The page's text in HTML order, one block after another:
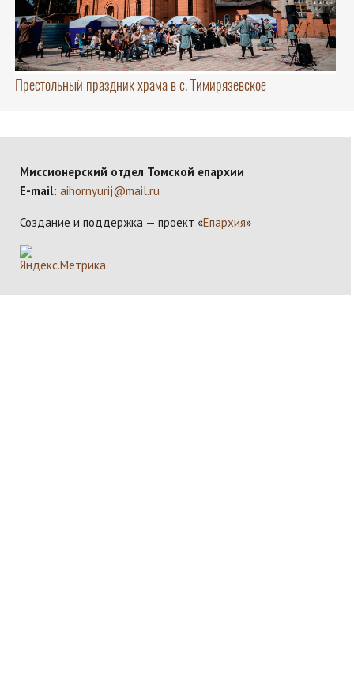
Престольный праздник храма в с. Тимирязевское
Миссионерский отдел Томской епархии
E-mail: aihornyurij@mail.ru
Создание и поддержка — проект «Епархия»